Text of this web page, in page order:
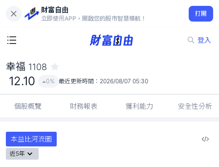
財富自由
立即使用APP，開啟您的股市智慧導航！
打開
登入
12.10
0%
幸福 1108
12.10 0% 最近更新時間： 2026/08/07 05:30
個股概覽 財務報表 獲利能力 安全性分析
本益比河流圖
近5年